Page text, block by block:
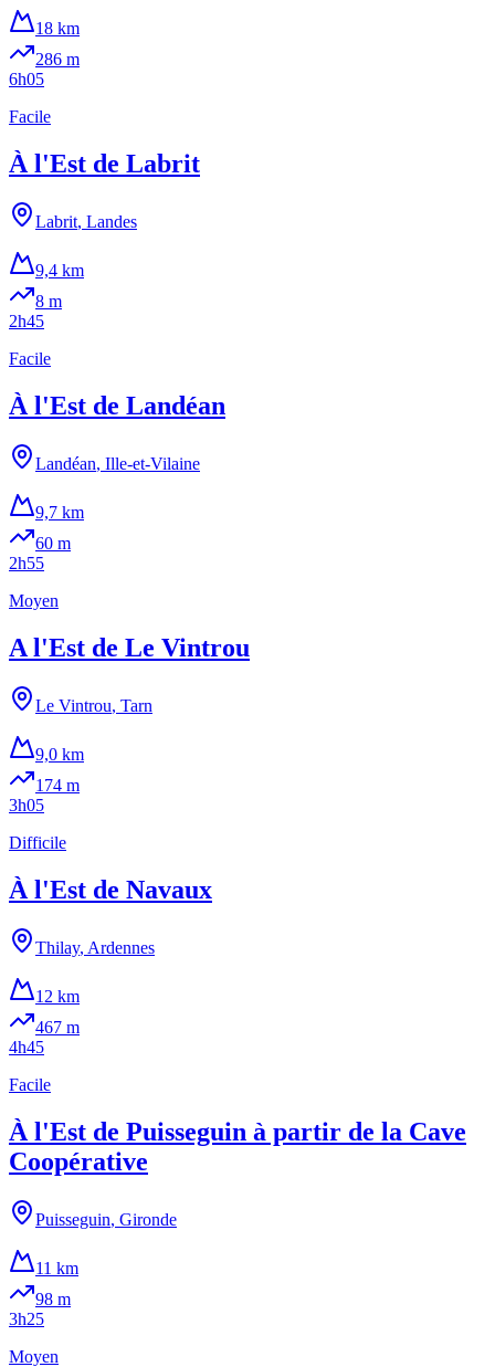
18 km
286 m
6h05
Facile
À l'Est de Labrit
Labrit, Landes
9,4 km
8 m
2h45
Facile
À l'Est de Landéan
Landéan, Ille-et-Vilaine
9,7 km
60 m
2h55
Moyen
A l'Est de Le Vintrou
Le Vintrou, Tarn
9,0 km
174 m
3h05
Difficile
À l'Est de Navaux
Thilay, Ardennes
12 km
467 m
4h45
Facile
À l'Est de Puisseguin à partir de la Cave
Coopérative
Puisseguin, Gironde
11 km
98 m
3h25
Moyen